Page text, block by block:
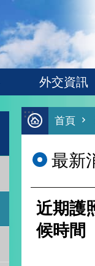
外交資訊
:::
首頁
最新
近期護
候時間